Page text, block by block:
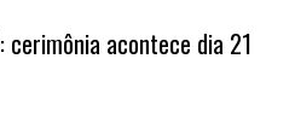
cerimônia acontece dia 21